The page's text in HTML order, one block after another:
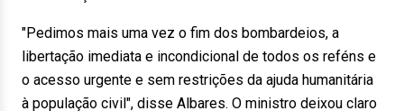
"Pedimos mais uma vez o fim dos bombardeios, a
libertação imediata e incondicional de todos os reféns e
o acesso urgente e sem restrições da ajuda humanitária
à população civil", disse Albares. O ministro deixou claro